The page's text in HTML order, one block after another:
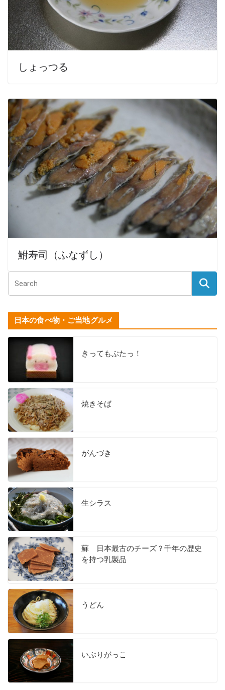
しょっつる
鮒寿司（ふなずし）
日本の食べ物・ご当地グルメ
きってもぶたっ！
焼きそば
がんづき
生シラス
蘇 日本最古のチーズ？千年の歴史
を持つ乳製品
うどん
いぶりがっこ